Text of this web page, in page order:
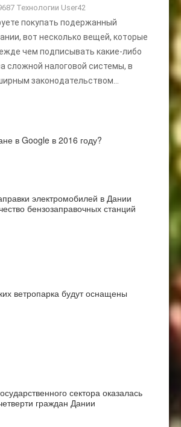
Технологии User42
покупать подержанный
вот несколько вещей, которые
чем подписывать какие-либо
сложной налоговой системы, в
законодательством...
в Google в 2016 году?
электромобилей в Дании
бензозаправочных станций
ветропарка будут оснащены
сектора оказалась
граждан Дании